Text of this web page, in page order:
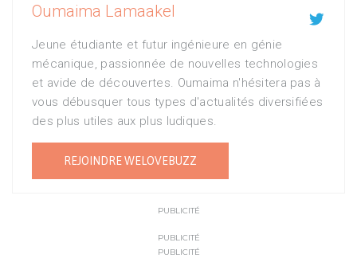
Oumaima Lamaakel 
Jeune étudiante et futur ingénieure en génie
mécanique, passionnée de nouvelles technologies
et avide de découvertes. Oumaima n'hésitera pas à
vous débusquer tous types d'actualités diversifiées
des plus utiles aux plus ludiques.
REJOINDRE WELOVEBUZZ
PUBLICITÉ
PUBLICITÉ
PUBLICITÉ